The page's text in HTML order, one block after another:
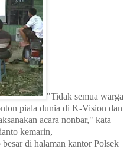
"Tidak semua warga
piala dunia di K-Vision dan
acara nonbar," kata
kemarin,
di halaman kantor Polsek